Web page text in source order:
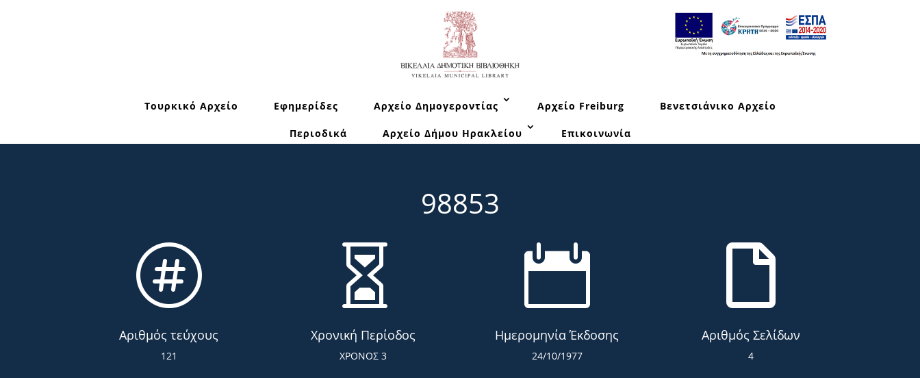
Τουρκικό Αρχείο Εφημερίδες Αρχείο Δημογεροντίας Αρχείο Freiburg Βενετσιάνικο Αρχείο
Περιοδικά Αρχείο Δήμου Ηρακλείου Επικοινωνία
98853

Αριθμός τεύχους
121

Χρονική Περίοδος
ΧΡΟΝΟΣ 3

Ημερομηνία Έκδοσης
24/10/1977

Αριθμός Σελίδων
4